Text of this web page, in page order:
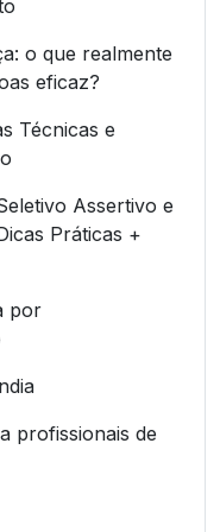
o que realmente
eficaz?
Técnicas e
Assertivo e
Práticas +
por
profissionais de